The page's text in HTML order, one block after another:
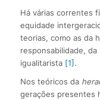
Há várias correntes
equidade
teorias, como as da
responsabilidade,
igualitarista [1] .
Nos teóricos da
gerações presentes